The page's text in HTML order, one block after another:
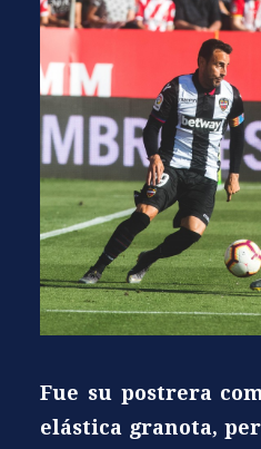
Fue su postrera
elástica granota,